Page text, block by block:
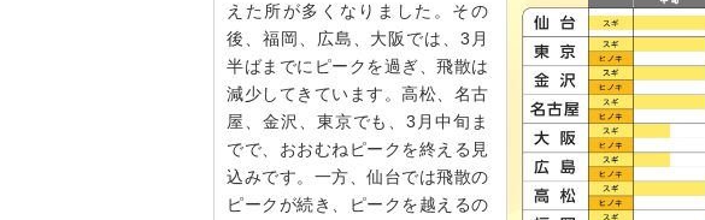
えた所が多くなりました。その
後、福岡、広島、大阪では、3月
半ばまでにピークを過ぎ、飛散は
減少してきています。高松、名古
屋、金沢、東京でも、3月中旬ま
でで、おおむねピークを終える見
込みです。一方、仙台では飛散の
ピークが続き、ピークを越えるの